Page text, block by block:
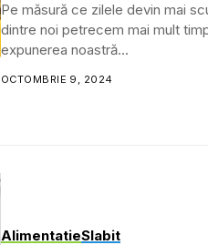
Pe măsură ce zilele devin mai
dintre noi petrecem mai mult
expunerea noastră...
OCTOMBRIE 9, 2024
AlimentatieSlabit